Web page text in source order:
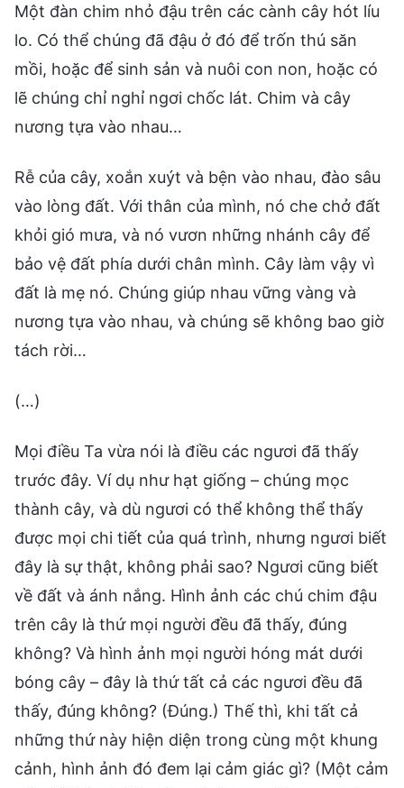
Một đàn chim nhỏ đậu trên các cành cây hót líu
lo. Có thể chúng đã đậu ở đó để trốn thú săn
mồi, hoặc để sinh sản và nuôi con non, hoặc có
lẽ chúng chỉ nghỉ ngơi chốc lát. Chim và cây
nương tựa vào nhau…
Rễ của cây, xoắn xuýt và bện vào nhau, đào sâu
vào lòng đất. Với thân của mình, nó che chở đất
khỏi gió mưa, và nó vươn những nhánh cây để
bảo vệ đất phía dưới chân mình. Cây làm vậy vì
đất là mẹ nó. Chúng giúp nhau vững vàng và
nương tựa vào nhau, và chúng sẽ không bao giờ
tách rời…
(…)
Mọi điều Ta vừa nói là điều các ngươi đã thấy
trước đây. Ví dụ như hạt giống – chúng mọc
thành cây, và dù ngươi có thể không thể thấy
được mọi chi tiết của quá trình, nhưng ngươi biết
đây là sự thật, không phải sao? Ngươi cũng biết
về đất và ánh nắng. Hình ảnh các chú chim đậu
trên cây là thứ mọi người đều đã thấy, đúng
không? Và hình ảnh mọi người hóng mát dưới
bóng cây – đây là thứ tất cả các ngươi đều đã
thấy, đúng không? (Đúng.) Thế thì, khi tất cả
những thứ này hiện diện trong cùng một khung
cảnh, hình ảnh đó đem lại cảm giác gì? (Một cảm